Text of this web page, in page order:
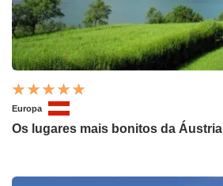
Europa
Os lugares mais bonitos da Áustria